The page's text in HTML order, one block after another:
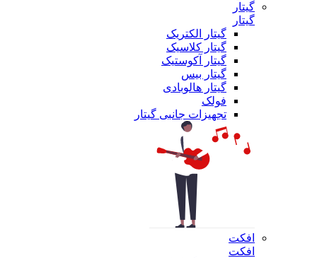
گیتار
گیتار
گیتار الکتریک
گیتار کلاسیک
گیتار آکوستیک
گیتار بیس
گیتار هالوبادی
فولک
تجهیزات جانبی گیتار
افکت
افکت